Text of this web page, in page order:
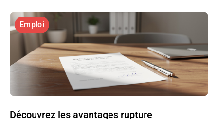
Emploi
Découvrez les avantages rupture